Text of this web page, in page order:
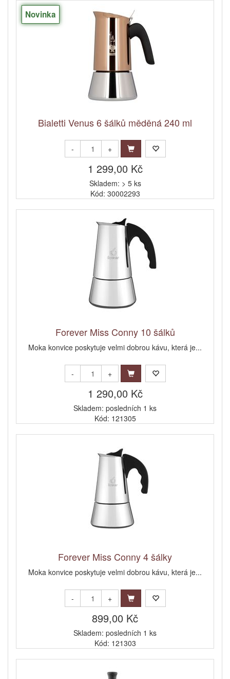
Novinka
Bialetti Venus 6 šálků měděná 240 ml
- +
1 299,00 Kč
Skladem: > 5 ks
Kód: 30002293
Forever Miss Conny 10 šálků
Moka konvice poskytuje velmi dobrou kávu, která je...
- +
1 290,00 Kč
Skladem: posledních 1 ks
Kód: 121305
Forever Miss Conny 4 šálky
Moka konvice poskytuje velmi dobrou kávu, která je...
- +
899,00 Kč
Skladem: posledních 1 ks
Kód: 121303